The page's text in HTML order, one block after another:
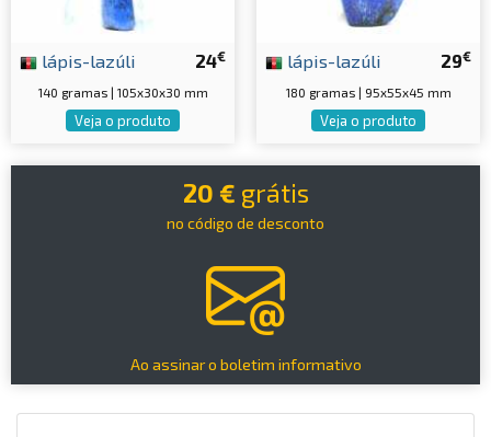
24€
lápis-lazúli
140 gramas | 105x30x30 mm
Veja o produto
29€
lápis-lazúli
180 gramas | 95x55x45 mm
Veja o produto
20 € grátis
no código de desconto
Ao assinar o boletim informativo